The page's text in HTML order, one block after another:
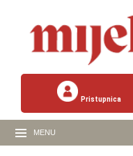
Pristupnica
MENU